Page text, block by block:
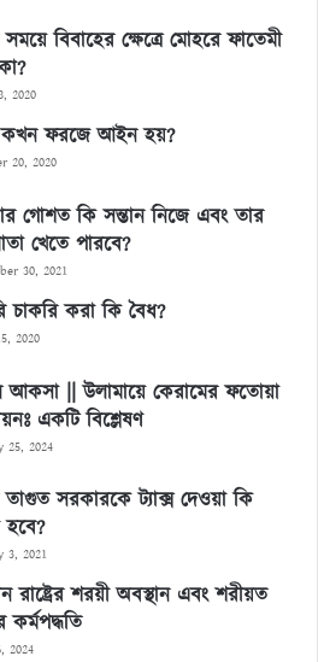
সময়ে বিবাহের ক্ষেত্রে মোহরে ফাতেমী
2020
কখন ফরজে আইন হয়?
20, 2020
গোশত কি সন্তান নিজে এবং তার
খেতে পারবে?
30, 2021
চাকরি করা কি বৈধ?
2020
আকসা || উলামায়ে কেরামের ফতোয়া
একটি বিশ্লেষণ
25, 2024
তাগুত সরকারকে ট্যাক্স দেওয়া কি
3, 2021
রাষ্ট্রের শরয়ী অবস্থান এবং শরীয়ত
কর্মপদ্ধতি
2024